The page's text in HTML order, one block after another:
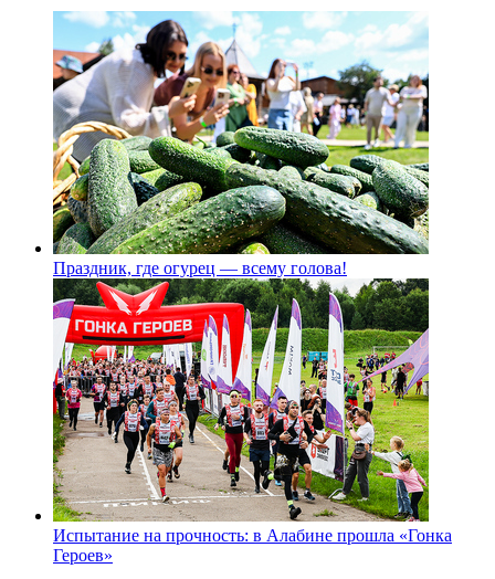
Праздник, где огурец — всему голова!
Испытание на прочность: в Алабине прошла «Гонка
Героев»